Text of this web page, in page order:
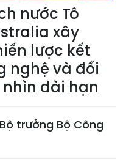
nước Tô
xây
lược kết
nghệ và đổi
dài hạn
trưởng Bộ Công